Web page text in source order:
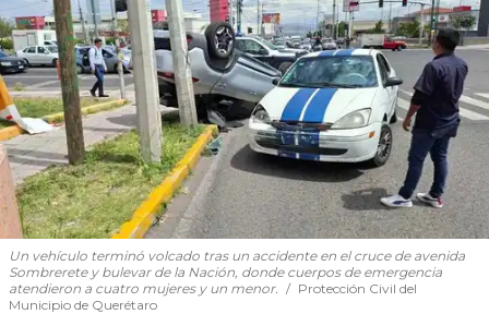
Un vehículo terminó volcado tras un accidente en el cruce de avenida
Sombrerete y bulevar de la Nación, donde cuerpos de emergencia
atendieron a cuatro mujeres y un menor.
Protección Civil del
Municipio de Querétaro